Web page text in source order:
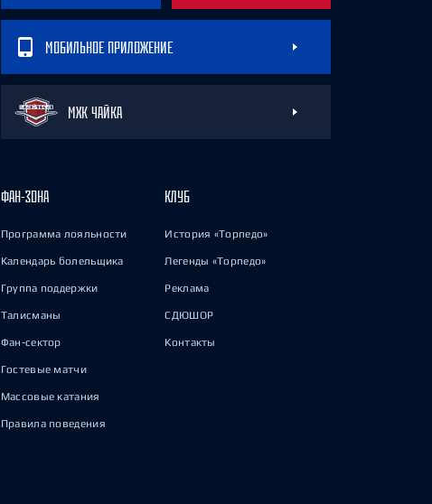
МОБИЛЬНОЕ ПРИЛОЖЕНИЕ
МХК ЧАЙКА
ФАН-ЗОНА
Программа лояльности
Календарь болельщика
Группа поддержки
Талисманы
Фан-сектор
Гостевые матчи
Массовые катания
Правила поведения
КЛУБ
История «Торпедо»
Легенды «Торпедо»
Реклама
СДЮШОР
Контакты